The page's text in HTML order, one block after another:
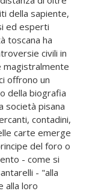
della sapiente,
ed esperti
toscana ha
civili in
magistralmente
offrono un
della biografia
società pisana
contadini,
carte emerge
del foro o
- come si
- "alla
alla loro